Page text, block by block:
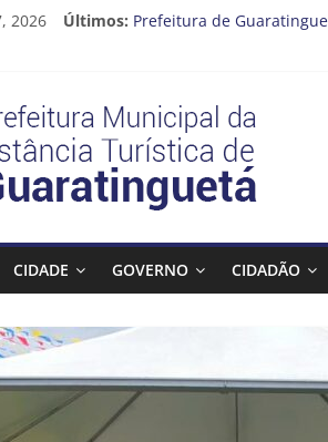
2026 Últimos: Prefeitura de
Neste sábado (08), a
A Operação Cata
CIDADE GOVERNO CIDADÃO